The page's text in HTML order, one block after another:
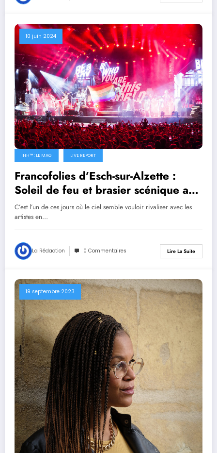
10 juin 2024
IHH™ : LE MAG LIVE REPORT
Francofolies d’Esch-sur-Alzette :
Soleil de feu et brasier scénique au
Gaalgebierg
C’est l’un de ces jours où le ciel semble vouloir rivaliser avec les
artistes en…
La Rédaction 0 Commentaires Lire La Suite
19 septembre 2023